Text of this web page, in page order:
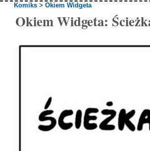
Komiks >Okiem Widgeta
Okiem Widgeta: